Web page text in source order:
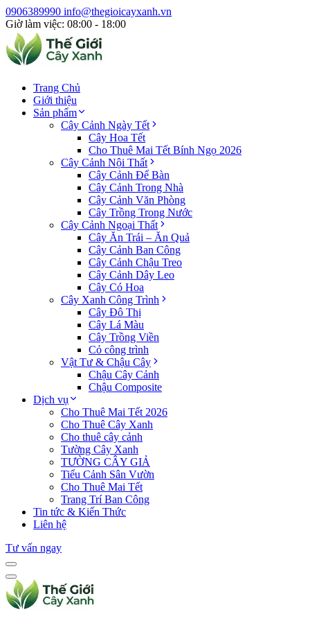
0906389990 info@thegioicayxanh.vn
Giờ làm việc: 08:00 - 18:00
Trang Chủ
Giới thiệu
Sản phẩm
Cây Cảnh Ngày Tết
Cây Hoa Tết
Cho Thuê Mai Tết Bính Ngọ 2026
Cây Cảnh Nội Thất
Cây Cảnh Để Bàn
Cây Cảnh Trong Nhà
Cây Cảnh Văn Phòng
Cây Trồng Trong Nước
Cây Cảnh Ngoại Thất
Cây Ăn Trái – Ăn Quả
Cây Cảnh Ban Công
Cây Cảnh Chậu Treo
Cây Cảnh Dây Leo
Cây Có Hoa
Cây Xanh Công Trình
Cây Đô Thị
Cây Lá Màu
Cây Trồng Viền
Cỏ công trình
Vật Tư & Chậu Cây
Chậu Cây Cảnh
Chậu Composite
Dịch vụ
Cho Thuê Mai Tết 2026
Cho Thuê Cây Xanh
Cho thuê cây cảnh
Tường Cây Xanh
TƯỜNG CÂY GIẢ
Tiểu Cảnh Sân Vườn
Cho Thuê Mai Tết
Trang Trí Ban Công
Tin tức & Kiến Thức
Liên hệ
Tư vấn ngay